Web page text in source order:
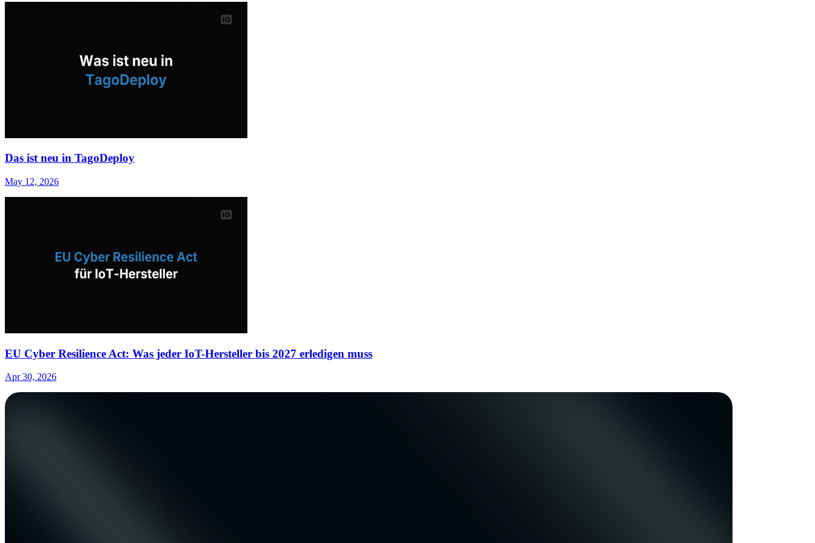
Das ist neu in TagoDeploy
May 12, 2026
EU Cyber Resilience Act: Was jeder IoT-Hersteller bis 2027 erledigen muss
Apr 30, 2026